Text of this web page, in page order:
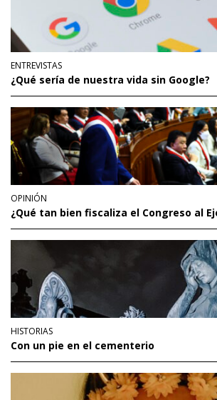
ENTREVISTAS
¿Qué sería de nuestra vida sin Google?
OPINIÓN
¿Qué tan bien fiscaliza el Congreso al
HISTORIAS
Con un pie en el cementerio